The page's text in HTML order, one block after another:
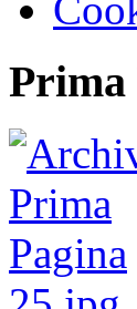
Prima